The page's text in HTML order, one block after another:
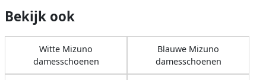
Bekijk ook
Witte Mizuno
damesschoenen
Blauwe Mizuno
damesschoenen